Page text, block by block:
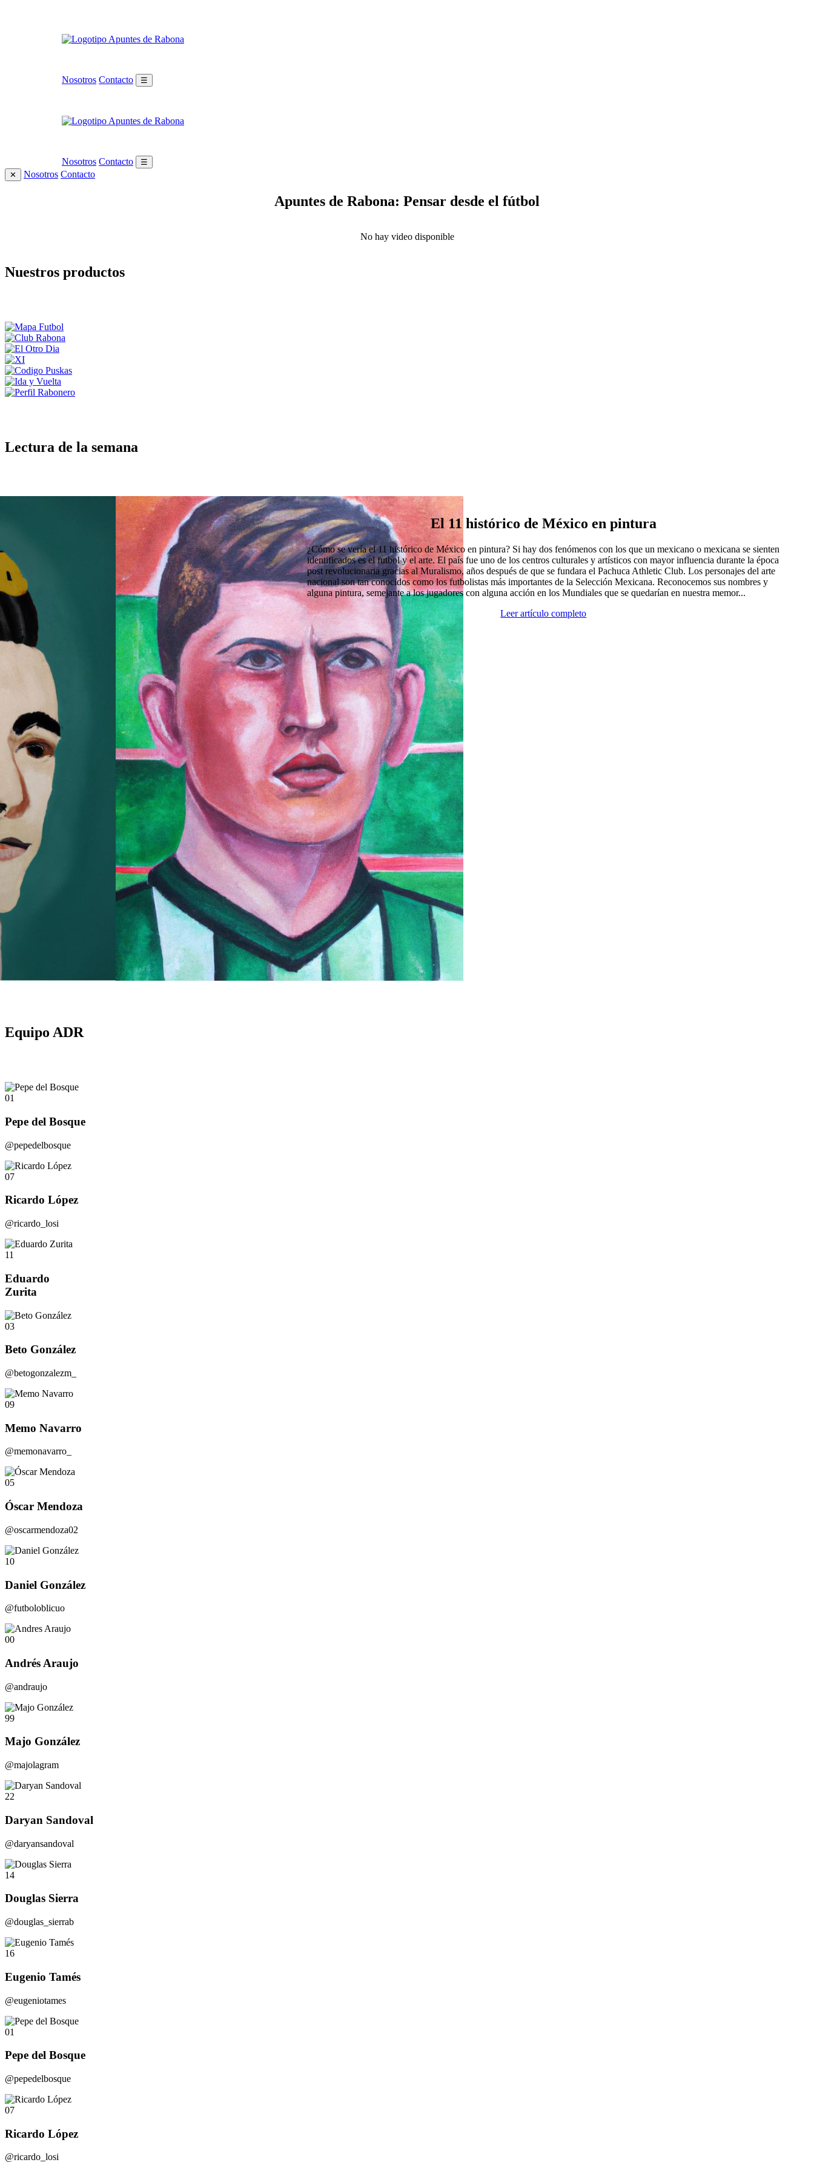
Nosotros Contacto ☰
Nosotros Contacto
☰
✕
Nosotros Contacto
Apuntes de Rabona: Pensar desde el fútbol
No hay video disponible
Nuestros productos
Lectura de la semana
El 11 histórico de México en pintura
¿Cómo se vería el 11 histórico de México en pintura? Si hay dos fenómenos con los que un mexicano o mexicana se sienten
identificados es el futbol y el arte. El país fue uno de los centros culturales y artísticos con mayor influencia durante la época
post revolucionaria gracias al Muralismo, años después de que se fundara el Pachuca Athletic Club. Los personajes del arte
nacional son tan conocidos como los futbolistas más importantes de la Selección Mexicana. Reconocemos sus nombres y
alguna pintura, semejante a los jugadores con alguna acción en los Mundiales que se quedarían en nuestra memor...
Leer artículo completo
Equipo ADR
01
Pepe del Bosque
@pepedelbosque
07
Ricardo López
@ricardo_losi
11
Eduardo
Zurita
03
Beto González
@betogonzalezm_
09
Memo Navarro
@memonavarro_
05
Óscar Mendoza
@oscarmendoza02
10
Daniel González
@futboloblicuo
00
Andrés Araujo
@andraujo
99
Majo González
@majolagram
22
Daryan Sandoval
@daryansandoval
14
Douglas Sierra
@douglas_sierrab
16
Eugenio Tamés
@eugeniotames
01
Pepe del Bosque
@pepedelbosque
07
Ricardo López
@ricardo_losi